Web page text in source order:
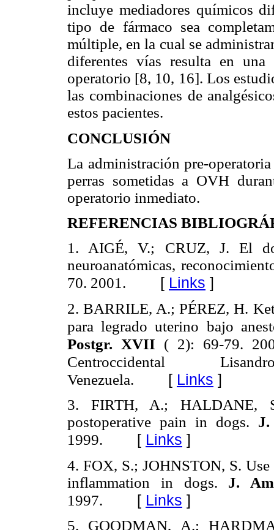
incluye mediadores químicos
tipo de fármaco sea
múltiple, en la cual se
diferentes vías resulta en
operatorio [8, 10, 16]. Los
las combinaciones de
estos pacientes.
CONCLUSIÓN
La administración pre-
perras sometidas a OVH
operatorio inmediato.
REFERENCIAS
1. AIGÉ, V.; CRUZ, J. El
neuroanatómicas,
70. 2001. [ Links ]
2. BARRILE, A.; PÉREZ, H.
para legrado uterino bajo
Postgr. XVII ( 2): 69-79.
Centroccidental
Venezuela. [ Links ]
3. FIRTH, A.; HALDANE,
postoperative pain in dogs.
1999. [ Links ]
4. FOX, S.; JOHNSTON, S.
inflammation in dogs. J.
1997. [ Links ]
5. GOODMAN, A.;